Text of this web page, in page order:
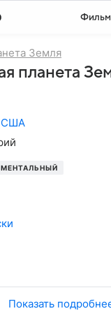
Земля
планета
США
Показать